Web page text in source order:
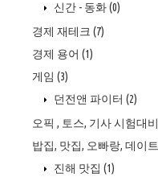
신간 - 동화(0)
경제 재테크 (7)
경제 용어 (1)
게임 (3)
던전앤 파이터 (2)
오픽 , 토스, 기사 시험대비
밥집, 맛집, 오빠랑, 데이트
진해 맛집 (1)